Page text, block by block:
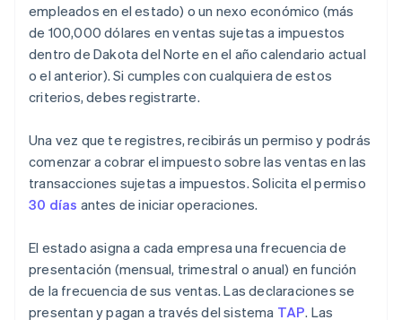
empleados en el estado) o un nexo económico (más
de 100,000 dólares en ventas sujetas a impuestos
dentro de Dakota del Norte en el año calendario actual
o el anterior). Si cumples con cualquiera de estos
criterios, debes registrarte.
Una vez que te registres, recibirás un permiso y podrás
comenzar a cobrar el impuesto sobre las ventas en las
transacciones sujetas a impuestos. Solicita el permiso
30 días antes de iniciar operaciones.
El estado asigna a cada empresa una frecuencia de
presentación (mensual, trimestral o anual) en función
de la frecuencia de sus ventas. Las declaraciones se
presentan y pagan a través del sistema TAP. Las